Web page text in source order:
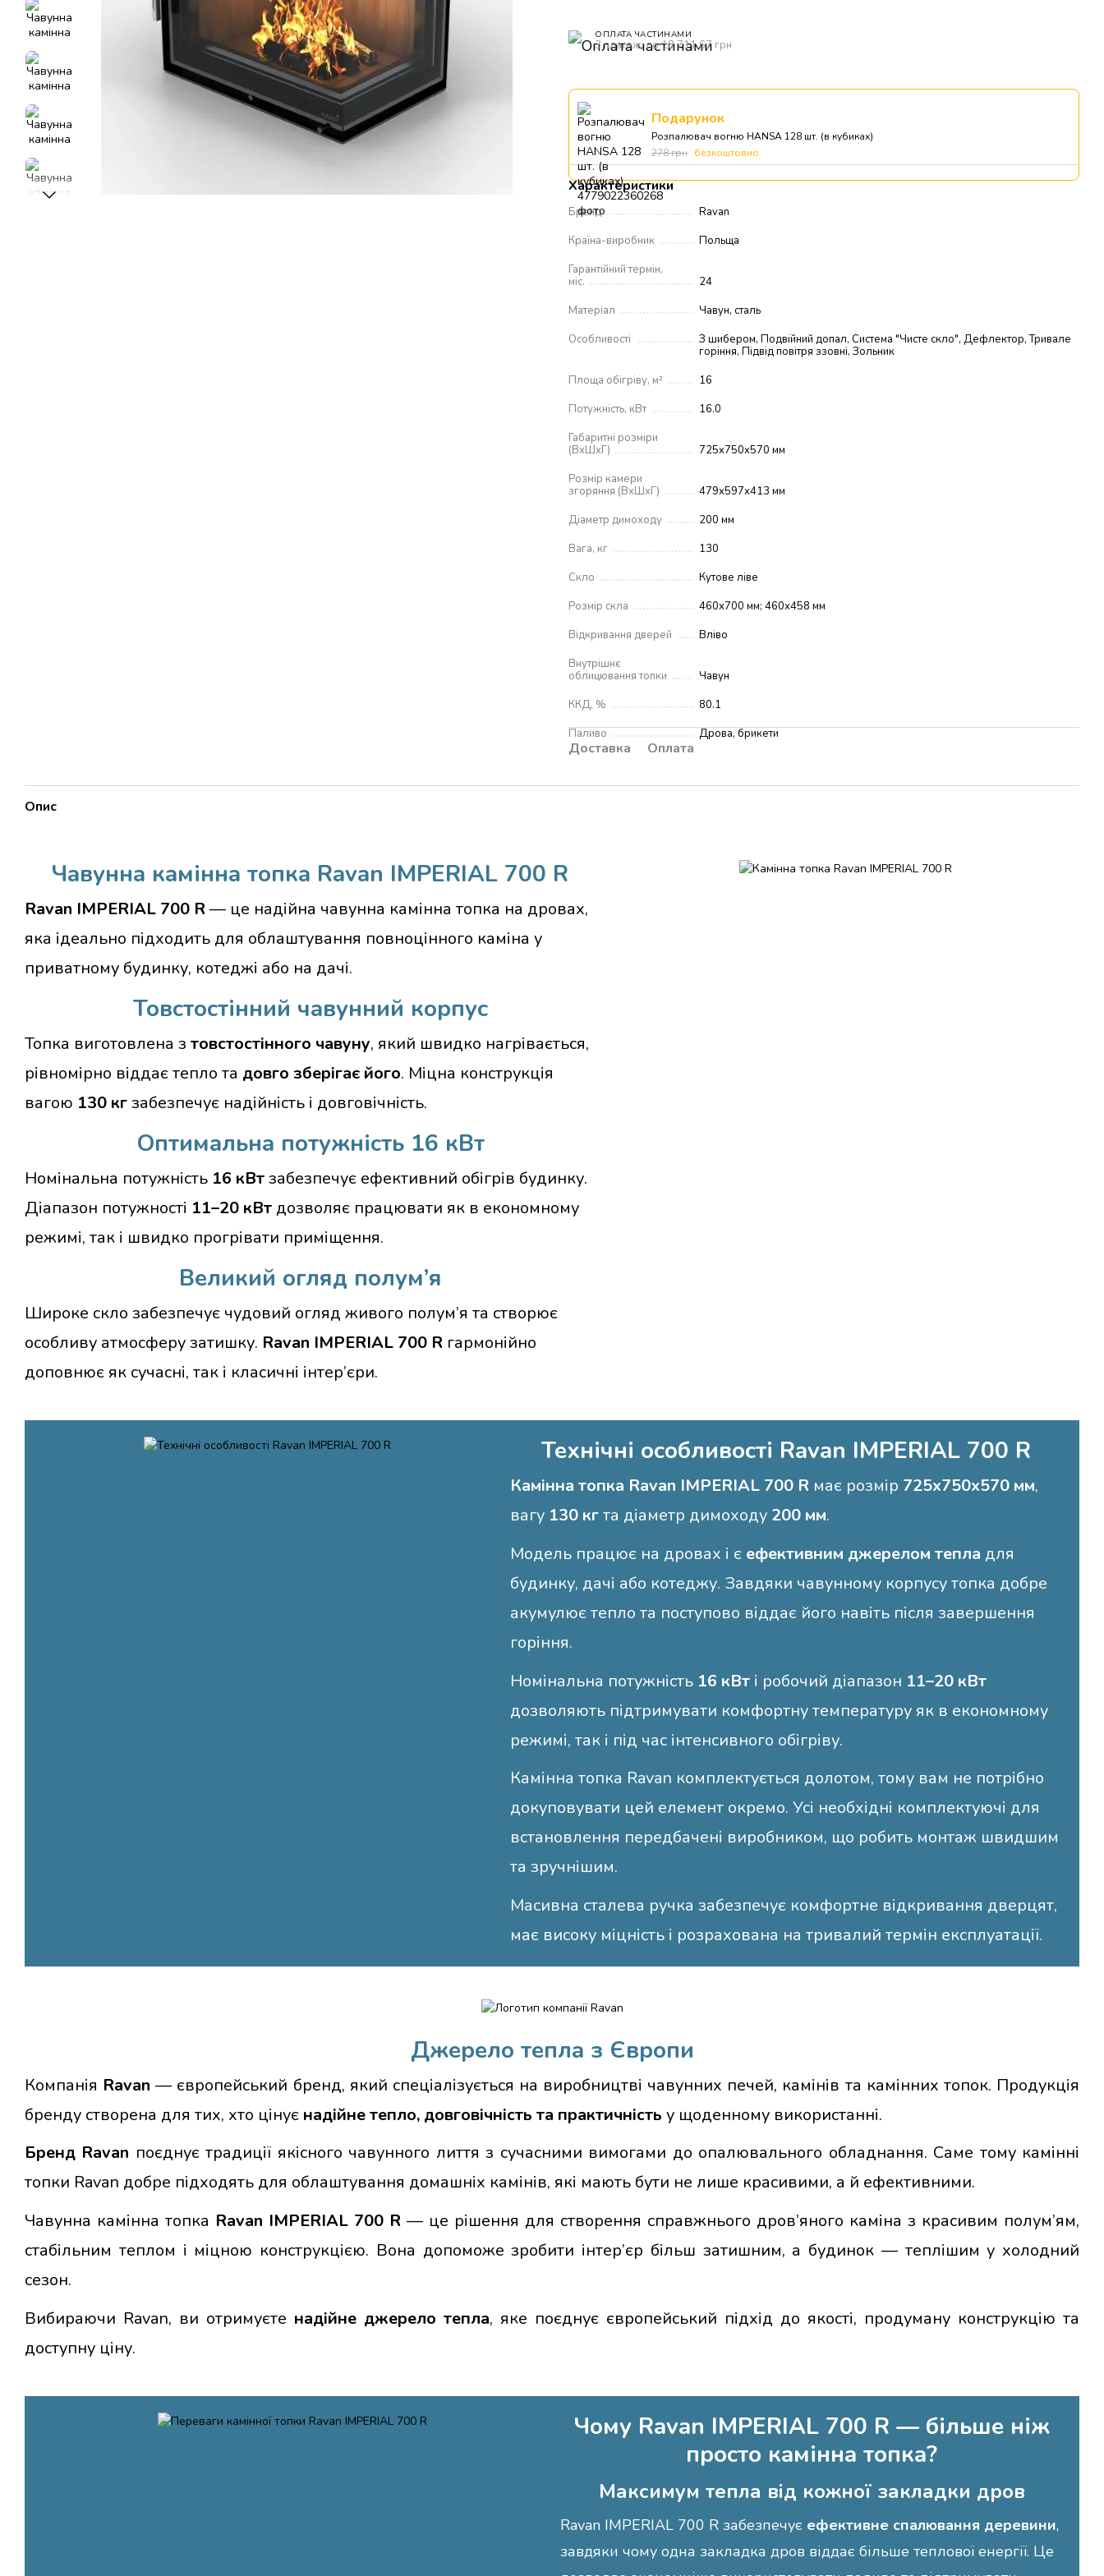
ОПЛАТА ЧАСТИНАМИ
3 платежі по 18 711.67 грн
Подарунок
Розпалювач вогню HANSA 128 шт. (в кубиках)
278 грн безкоштовно
Характеристики
Бренд
Ravan
Країна-виробник
Польща
Гарантійний термін,
міс.
24
Матеріал
Чавун, сталь
Особливості
З шибером, Подвійний допал, Система "Чисте скло", Дефлектор, Тривале
горіння, Підвід повітря ззовні, Зольник
Площа обігріву, м²
16
Потужність, кВт
16.0
Габаритні розміри
(ВхШхГ)
725x750x570 мм
Розмір камери
згоряння (ВхШхГ)
479х597х413 мм
Діаметр димоходу
200 мм
Вага, кг
130
Скло
Кутове ліве
Розмір скла
460х700 мм; 460х458 мм
Відкривання дверей
Вліво
Внутрішнє
облицювання топки
Чавун
ККД, %
80.1
Паливо
Дрова, брикети
Доставка Оплата
Опис
Чавунна камінна топка Ravan IMPERIAL 700 R
Ravan IMPERIAL 700 R — це надійна чавунна камінна топка на дровах,
яка ідеально підходить для облаштування повноцінного каміна у
приватному будинку, котеджі або на дачі.
Товстостінний чавунний корпус
Топка виготовлена з товстостінного чавуну, який швидко нагрівається,
рівномірно віддає тепло та довго зберігає його. Міцна конструкція
вагою 130 кгзабезпечує надійність і довговічність.
Оптимальна потужність 16 кВт
Номінальна потужність 16 кВтзабезпечує ефективний обігрів будинку.
Діапазон потужності 11–20 кВт дозволяє працювати як в економному
режимі, так і швидко прогрівати приміщення.
Великий огляд полум’я
Широке скло забезпечує чудовий огляд живого полум’я та створює
особливу атмосферу затишку. Ravan IMPERIAL 700 R гармонійно
доповнює як сучасні, так і класичні інтер’єри.
Технічні особливості Ravan IMPERIAL 700 R
Камінна топка Ravan IMPERIAL 700 R має розмір 725x750x570 мм,
вагу 130 кгта діаметр димоходу 200 мм.
Модель працює на дровах і є ефективним джерелом тепла для
будинку, дачі або котеджу. Завдяки чавунному корпусу топка добре
акумулює тепло та поступово віддає його навіть після завершення
горіння.
Номінальна потужність 16 кВті робочий діапазон 11–20 кВт
дозволяють підтримувати комфортну температуру як в економному
режимі, так і під час інтенсивного обігріву.
Камінна топка Ravan комплектується долотом, тому вам не потрібно
докуповувати цей елемент окремо. Усі необхідні комплектуючі для
встановлення передбачені виробником, що робить монтаж швидшим
та зручнішим.
Масивна сталева ручка забезпечує комфортне відкривання дверцят,
має високу міцність і розрахована на тривалий термін експлуатації.
Джерело тепла з Європи
Компанія Ravan — європейський бренд, який спеціалізується на виробництві чавунних печей, камінів та камінних топок. Продукція
бренду створена для тих, хто цінує надійне тепло, довговічність та практичність у щоденному використанні.
Бренд Ravan поєднує традиції якісного чавунного лиття з сучасними вимогами до опалювального обладнання. Саме тому камінні
топки Ravan добре підходять для облаштування домашніх камінів, які мають бути не лише красивими, а й ефективними.
Чавунна камінна топка Ravan IMPERIAL 700 R — це рішення для створення справжнього дров’яного каміна з красивим полум’ям,
стабільним теплом і міцною конструкцією. Вона допоможе зробити інтер’єр більш затишним, а будинок — теплішим у холодний
сезон.
Вибираючи Ravan, ви отримуєте надійне джерело тепла, яке поєднує європейський підхід до якості, продуману конструкцію та
доступну ціну.
Чому Ravan IMPERIAL 700 R — більше ніж
просто камінна топка?
Максимум тепла від кожної закладки дров
Ravan IMPERIAL 700 R забезпечує ефективне спалювання деревини,
завдяки чому одна закладка дров віддає більше теплової енергії. Це